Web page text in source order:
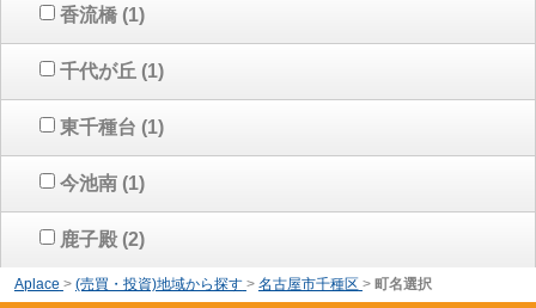
香流橋 (1)
千代が丘 (1)
東千種台 (1)
今池南 (1)
鹿子殿 (2)
Aplace > (売買・投資)地域から探す > 名古屋市千種区 > 町名選択